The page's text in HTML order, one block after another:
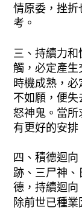
情原委，挫折
考。
三、持續力
觸，必定產生
時機成熟，
不如願，便
怒神鬼。當所
有更好的安排
四、積德迴
跡、三尸神
德，持續迴向
除前世已種業